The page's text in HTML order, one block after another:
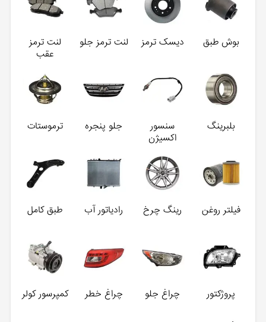
بوش طبق دیسک ترمز لنت ترمز جلو
لنت ترمز
عقب
بلبرینگ
سنسور
اکسیژن
جلو پنجره ترموستات
فیلتر روغن رینگ چرخ رادیاتور آب طبق کامل
پروژکتور چراغ جلو چراغ خطر کمپرسور کولر